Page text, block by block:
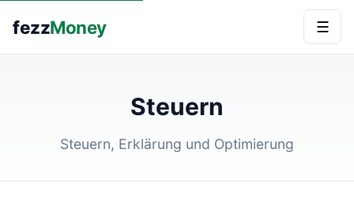
fezzMoney ☰
Steuern
Steuern, Erklärung und Optimierung